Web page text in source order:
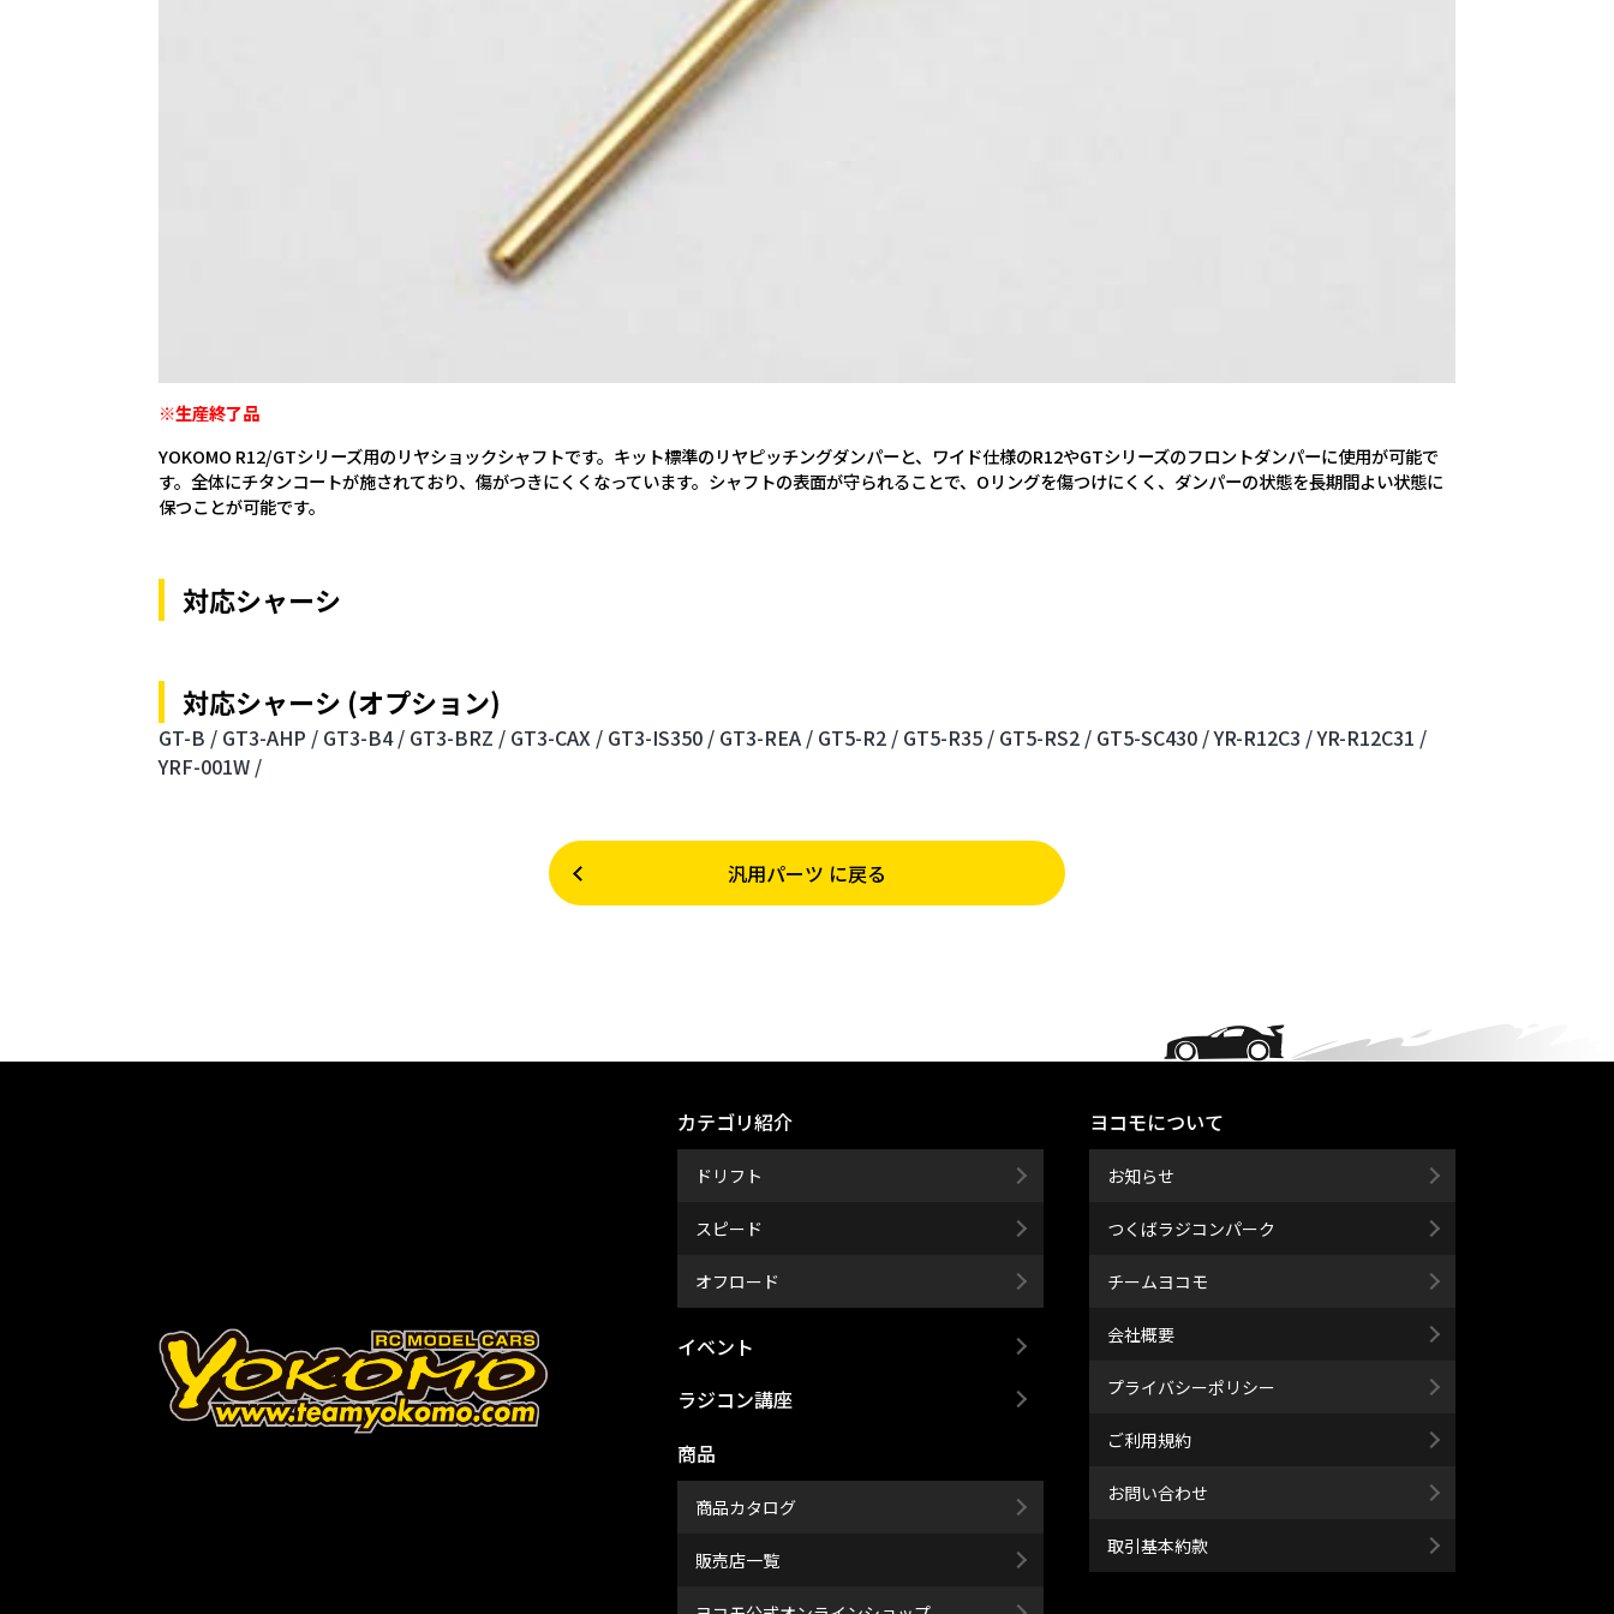
※生産終了品
YOKOMO R12/GTシリーズ用のリヤショックシャフトです。キット標準のリヤピッチングダンパーと、ワイド仕様のR12やGTシリーズのフロントダンパーに使用が可能で
す。全体にチタンコートが施されており、傷がつきにくくなっています。シャフトの表面が守られることで、Oリングを傷つけにくく、ダンパーの状態を長期間よい状態に
保つことが可能です。
対応シャーシ
対応シャーシ (オプション)
GT-B / GT3-AHP / GT3-B4 / GT3-BRZ / GT3-CAX / GT3-IS350 / GT3-REA / GT5-R2 / GT5-R35 / GT5-RS2 / GT5-SC430 /YR-R12C3 /YR-R12C31 /
YRF-001W /
汎用パーツ に戻る
カテゴリ紹介
ドリフト
スピード
オフロード
イベント
ラジコン講座
商品
商品カタログ
販売店一覧
ヨコモについて
お知らせ
つくばラジコンパーク
チームヨコモ
会社概要
プライバシーポリシー
ご利用規約
お問い合わせ
取引基本約款